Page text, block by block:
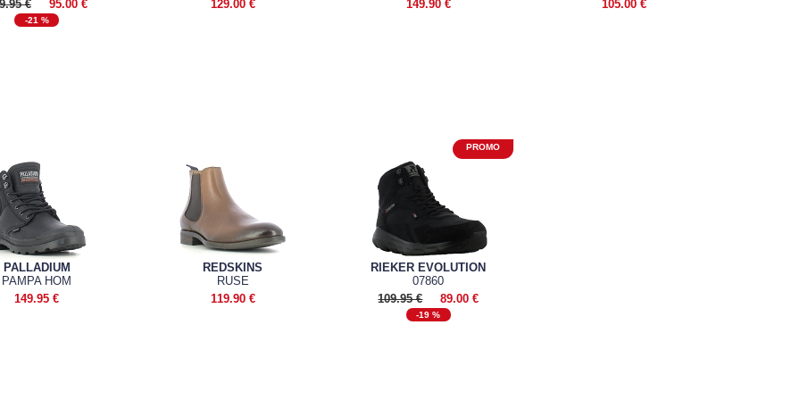
€ 95.00 €
-21 %
129.00 € 149.90 € 105.00 €
PALLADIUM
PAMPA HOM
149.95 €
REDSKINS
RUSE
119.90 €
RIEKER EVOLUTION
07860
109.95 €
89.00 €
-19 %